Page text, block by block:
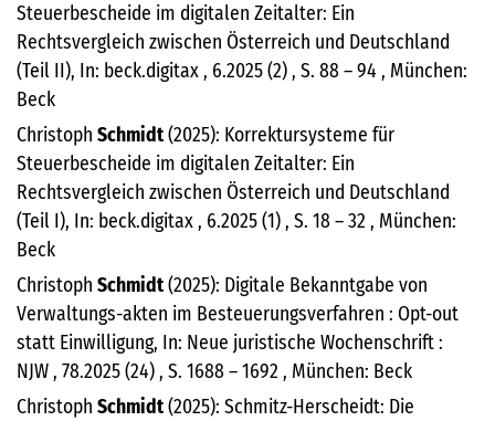
Steuerbescheide im digitalen Zeitalter: Ein
Rechtsvergleich zwischen Österreich und Deutschland
(Teil II), In: beck.digitax , 6.2025 (2) , S. 88 – 94 , München:
Beck
Christoph Schmidt(2025): Korrektursysteme für
Steuerbescheide im digitalen Zeitalter: Ein
Rechtsvergleich zwischen Österreich und Deutschland
(Teil I), In: beck.digitax , 6.2025 (1) , S. 18 – 32 , München:
Beck
Christoph Schmidt(2025): Digitale Bekanntgabe von
Verwaltungs-akten im Besteuerungsverfahren : Opt-out
statt Einwilligung, In: Neue juristische Wochenschrift :
NJW , 78.2025 (24) , S. 1688 – 1692 , München: Beck
Christoph Schmidt(2025): Schmitz-Herscheidt: Die